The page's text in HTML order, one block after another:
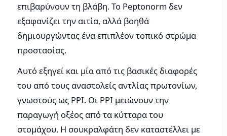
επιβαρύνουν τη βλάβη. Το Peptonorm δεν
εξαφανίζει την αιτία, αλλά βοηθά
δημιουργώντας ένα επιπλέον τοπικό στρώμα
προστασίας.
Αυτό εξηγεί και μία από τις βασικές διαφορές
του από τους αναστολείς αντλίας πρωτονίων,
γνωστούς ως PPI. Οι PPI μειώνουν την
παραγωγή οξέος από τα κύτταρα του
στομάχου. Η σουκραλφάτη δεν καταστέλλει με